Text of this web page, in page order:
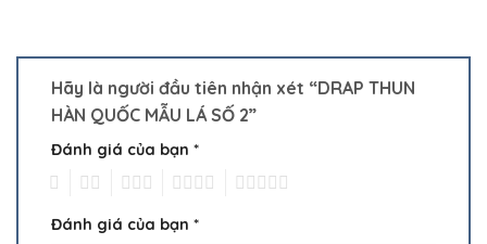
Hãy là người đầu tiên nhận xét “DRAP THUN
HÀN QUỐC MẪU LÁ SỐ 2”
Đánh giá của bạn *
Đánh giá của bạn *